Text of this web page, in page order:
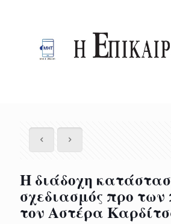
Η διάδοχη
σχεδιασμός προ
τον Αστέρα